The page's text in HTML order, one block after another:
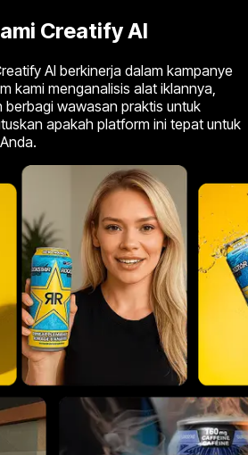
Creatify AI
AI berkinerja dalam kampanye
kami menganalisis alat iklannya,
berbagi wawasan praktis untuk
apakah platform ini tepat untuk